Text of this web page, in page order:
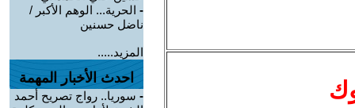
- الحرية... الوهم الأكبر /
ناضل حسنين
المزيد.....
احدث الأخبار المهمة
- سوريا.. رواج تصريح أحمد